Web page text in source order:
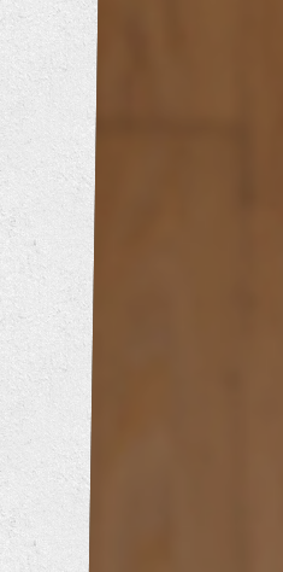
トイレリフォーム
洗面所リフォーム
キッチンリフォーム
増改築工事
耐震補強工事
防音工事